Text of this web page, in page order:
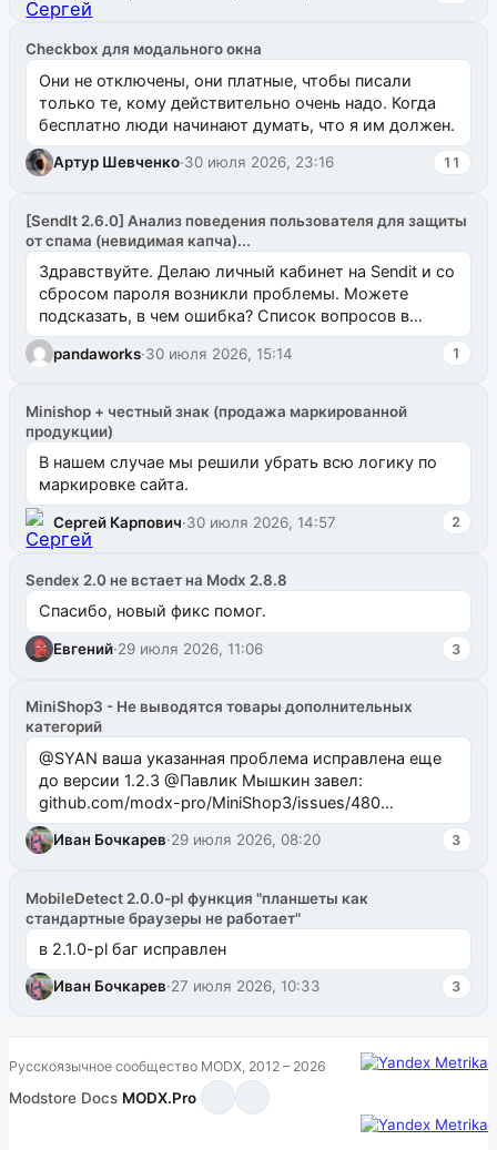
Checkbox для модального окна
Они не отключены, они платные, чтобы писали
только те, кому действительно очень надо. Когда
бесплатно люди начинают думать, что я им должен.
Артур Шевченко·30 июля 2026, 23:16 11
[SendIt 2.6.0] Анализ поведения пользователя для защиты
от спама (невидимая капча)...
Здравствуйте. Делаю личный кабинет на Sendit и со
сбросом пароля возникли проблемы. Можете
подсказать, в чем ошибка? Список вопросов в
одноименном разделе на modx.pro пока пуст, и,...
pandaworks·30 июля 2026, 15:14 1
Minishop + честный знак (продажа маркированной
продукции)
В нашем случае мы решили убрать всю логику по
маркировке сайта.
Сергей Карпович·30 июля 2026, 14:57 2
Sendex 2.0 не встает на Modx 2.8.8
Спасибо, новый фикс помог.
Евгений·29 июля 2026, 11:06 3
MiniShop3 - Не выводятся товары дополнительных
категорий
@SYAN ваша указанная проблема исправлена еще
до версии 1.2.3 @Павлик Мышкин завел:
github.com/modx-pro/MiniShop3/issues/480
github.com/modx-pro/MiniShop3/issues/481Исправим
в б...
Иван Бочкарев·29 июля 2026, 08:20 3
MobileDetect 2.0.0-pl функция "планшеты как
стандартные браузеры не работает"
в 2.1.0-pl баг исправлен
Иван Бочкарев·27 июля 2026, 10:33 3
Русскоязычное сообщество MODX, 2012 – 2026
Modstore·Docs·MODX.Pro·